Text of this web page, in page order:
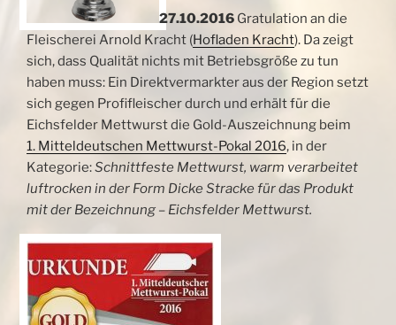
27.10.2016 Gratulation an die
Fleischerei Arnold Kracht (Hofladen Kracht). Da zeigt
sich, dass Qualität nichts mit Betriebsgröße zu tun
haben muss: Ein Direktvermarkter aus der Region setzt
sich gegen Profifleischer durch und erhält für die
Eichsfelder Mettwurst die Gold-Auszeichnung beim
1. Mitteldeutschen Mettwurst-Pokal 2016, in der
Kategorie:Schnittfeste Mettwurst, warm verarbeitet
luftrocken in der Form Dicke Stracke für das Produkt
mit der Bezeichnung – Eichsfelder Mettwurst.